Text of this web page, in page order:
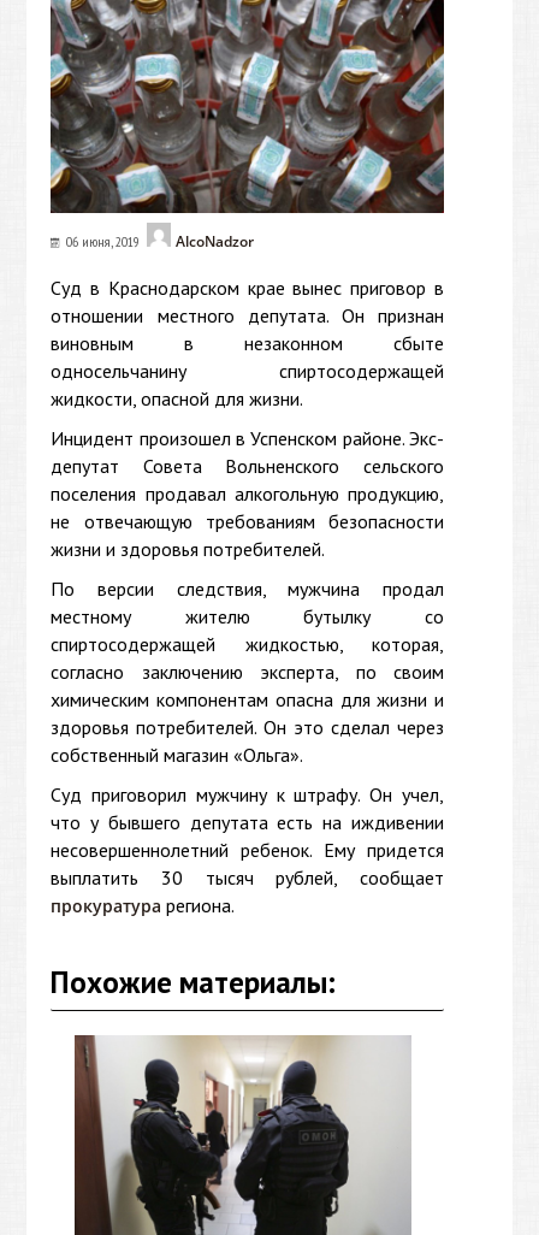
06 июня, 2019 AlcoNadzor
Суд в Краснодарском крае вынес приговор в
отношении местного депутата. Он признан
виновным в незаконном сбыте
односельчанину спиртосодержащей
жидкости, опасной для жизни.
Инцидент произошел в Успенском районе. Экс-
депутат Совета Вольненского сельского
поселения продавал алкогольную продукцию,
не отвечающую требованиям безопасности
жизни и здоровья потребителей.
По версии следствия, мужчина продал
местному жителю бутылку со
спиртосодержащей жидкостью, которая,
согласно заключению эксперта, по своим
химическим компонентам опасна для жизни и
здоровья потребителей. Он это сделал через
собственный магазин «Ольга».
Суд приговорил мужчину к штрафу. Он учел,
что у бывшего депутата есть на иждивении
несовершеннолетний ребенок. Ему придется
выплатить 30 тысяч рублей, сообщает
прокуратура региона.
Похожие материалы: